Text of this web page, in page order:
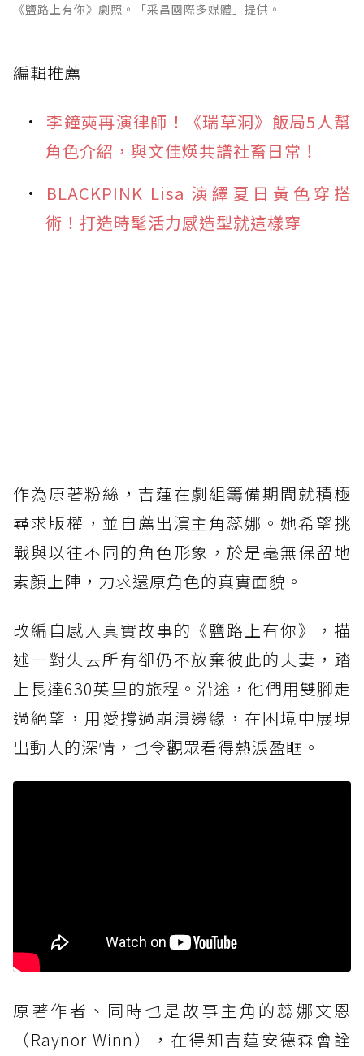
《鹽路上有你》劇照。「采昌國際多媒體」提供。
編輯推薦
李鐘奭再演律師！《瑞草洞》飯局5人幫
角色介紹，與文佳煐共譜社畜日常！
BLACKPINK Lisa 演繹夏日黃色穿搭
術！打造時髦活力感造型就這樣穿
作為原著粉絲，吉蓮在劇組籌備期間就積極
尋求版權，並自薦出演主角蕊娜。她希望挑
戰與以往不同的角色形象，於是毫無保留地
素顏上陣，力求還原角色的真實面貌。
改編自感人真實故事的《鹽路上有你》，描
述一對失去所有卻仍不放棄彼此的夫妻，踏
上長達630英里的旅程。沿途，他們用雙腳走
過絕望，用愛撐過崩潰邊緣，在困境中展現
出動人的深情，也令觀眾看得熱淚盈眶。
原著作者、同時也是故事主角的蕊娜文恩
（Raynor Winn），在得知吉蓮安德森會詮